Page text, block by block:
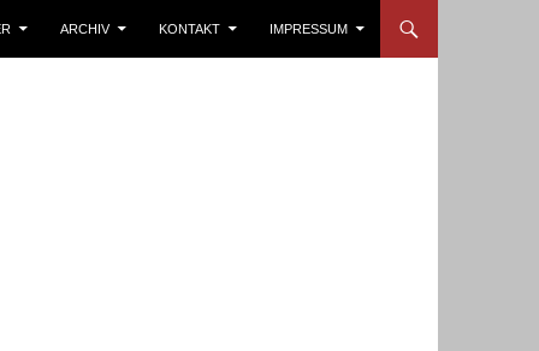
ARCHIV KONTAKT IMPRESSUM